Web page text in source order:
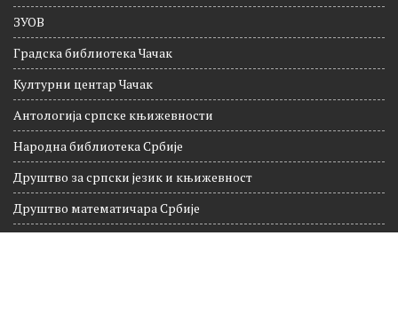
Министарство просвете
Школска управа
ЗУОВ
Градска библиотека Чачак
Културни центар Чачак
Антологија српске књижевности
Народна библиотека Србије
Друштво за српски језик и књижевност